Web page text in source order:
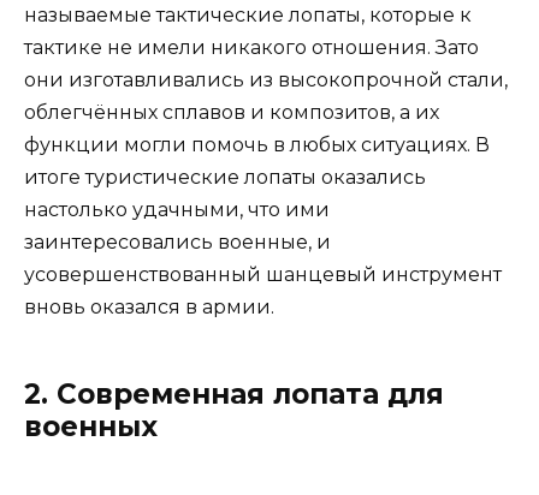
называемые тактические лопаты, которые к
тактике не имели никакого отношения. Зато
они изготавливались из высокопрочной стали,
облегчённых сплавов и композитов, а их
функции могли помочь в любых ситуациях. В
итоге туристические лопаты оказались
настолько удачными, что ими
заинтересовались военные, и
усовершенствованный шанцевый инструмент
вновь оказался в армии.
2. Современная лопата для
военных